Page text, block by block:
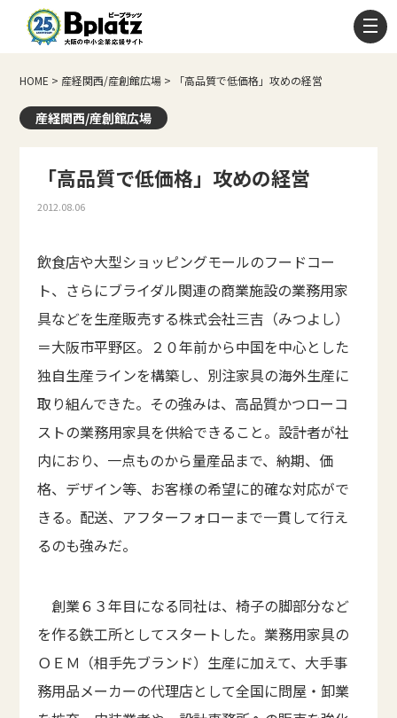
HOME > 産経関西/産創館広場 > 「高品質で低価格」攻めの経営
産経関西/産創館広場
「高品質で低価格」攻めの経営
2012.08.06
飲食店や大型ショッピングモールのフードコー
ト、さらにブライダル関連の商業施設の業務用家
具などを生産販売する株式会社三吉（みつよし）
＝大阪市平野区。２０年前から中国を中心とした
独自生産ラインを構築し、別注家具の海外生産に
取り組んできた。その強みは、高品質かつローコ
ストの業務用家具を供給できること。設計者が社
内におり、一点ものから量産品まで、納期、価
格、デザイン等、お客様の希望に的確な対応がで
きる。配送、アフターフォローまで一貫して行え
るのも強みだ。
創業６３年目になる同社は、椅子の脚部分など
を作る鉄工所としてスタートした。業務用家具の
ＯＥＭ（相手先ブランド）生産に加えて、大手事
務用品メーカーの代理店として全国に問屋・卸業